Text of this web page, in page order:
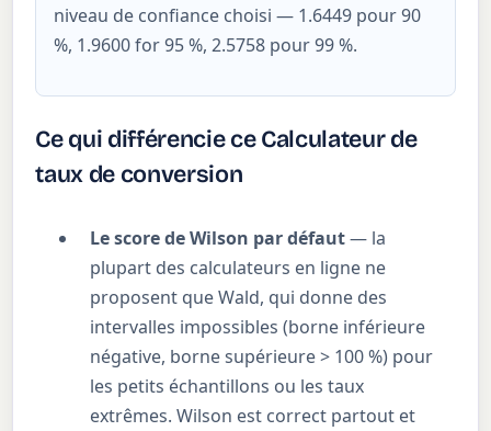
niveau de confiance choisi — 1.6449 pour 90
%, 1.9600 for 95 %, 2.5758 pour 99 %.
Ce qui différencie ce Calculateur de
taux de conversion
Le score de Wilson par défaut— la
plupart des calculateurs en ligne ne
proposent que Wald, qui donne des
intervalles impossibles (borne inférieure
négative, borne supérieure > 100 %) pour
les petits échantillons ou les taux
extrêmes. Wilson est correct partout et